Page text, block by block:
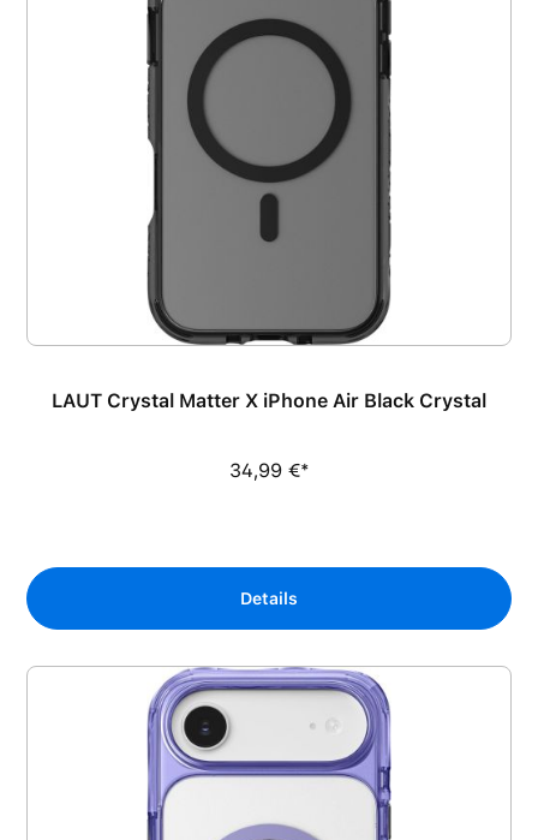
LAUT Crystal Matter X iPhone Air Black Crystal
34,99 €*
Details